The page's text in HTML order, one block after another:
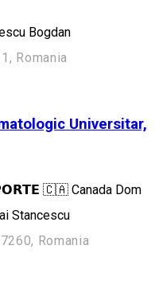
Bogdan
Romania
Universitar,
🇨🇦 Canada Dom
Stancescu
Romania